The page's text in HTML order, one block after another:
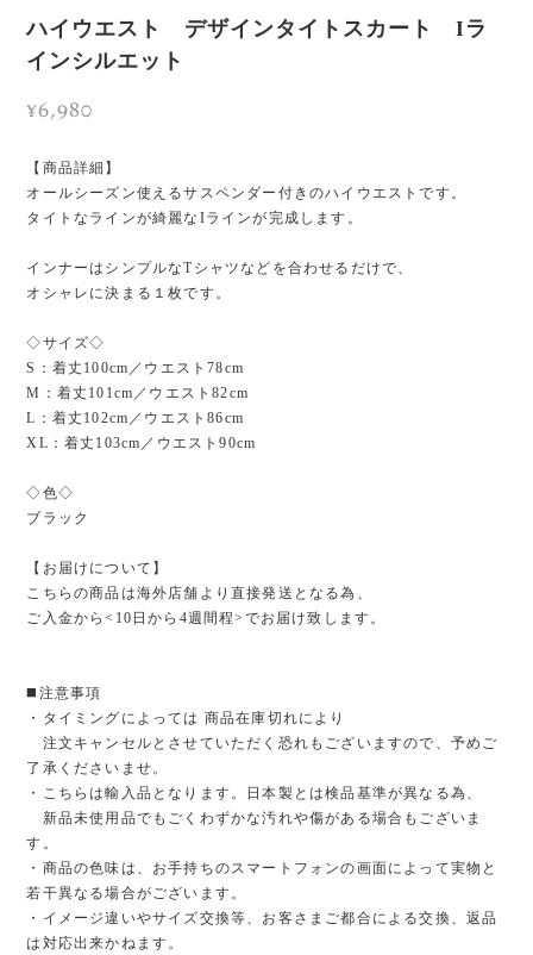
ハイウエスト デザインタイトスカート Iラ
インシルエット
¥6,980
【商品詳細】
オールシーズン使えるサスペンダー付きのハイウエストです。
タイトなラインが綺麗なIラインが完成します。
インナーはシンプルなTシャツなどを合わせるだけで、
オシャレに決まる１枚です。
◇サイズ◇
S：着丈100cm／ウエスト78cm
M：着丈101cm／ウエスト82cm
L：着丈102cm／ウエスト86cm
XL：着丈103cm／ウエスト90cm
◇色◇
ブラック
【お届けについて】
こちらの商品は海外店舗より直接発送となる為、
ご入金から<10日から4週間程>でお届け致します。
◼️注意事項
・タイミングによっては 商品在庫切れにより
注文キャンセルとさせていただく恐れもございますので、予めご
了承くださいませ。
・こちらは輸入品となります。日本製とは検品基準が異なる為、
新品未使用品でもごくわずかな汚れや傷がある場合もございま
す。
・商品の色味は、お手持ちのスマートフォンの画面によって実物と
若干異なる場合がございます。
・イメージ違いやサイズ交換等、お客さまご都合による交換、返品
は対応出来かねます。